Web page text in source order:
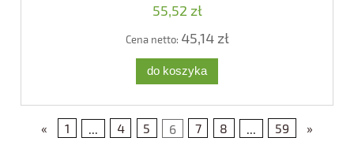
55,52 zł
Cena netto: 45,14 zł
do koszyka
« 1 4 5 6 7 8 59 »